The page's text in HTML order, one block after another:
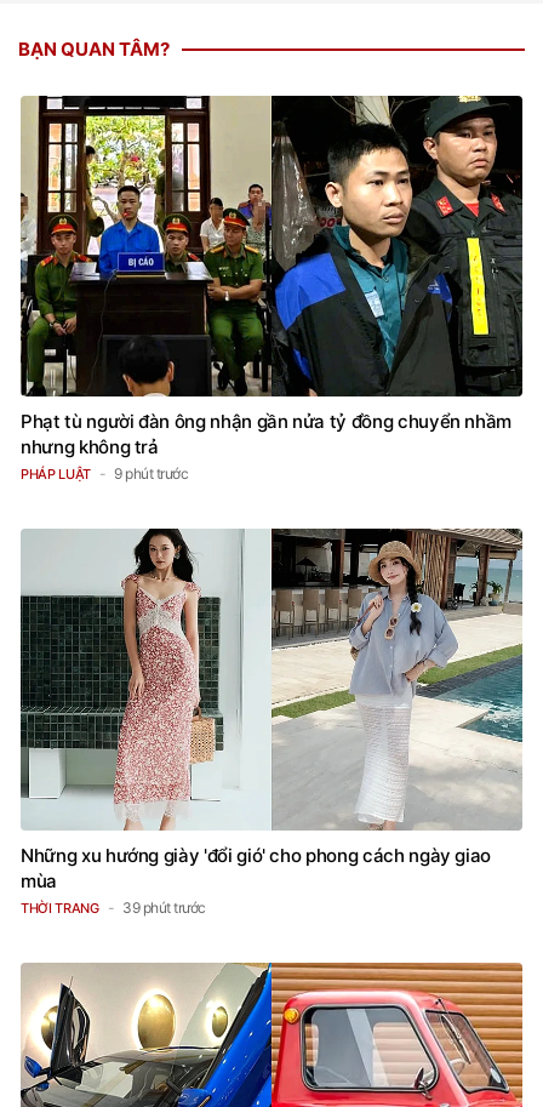
BẠN QUAN TÂM?
Phạt tù người đàn ông nhận gần nửa tỷ đồng chuyển nhầm
nhưng không trả
PHÁP LUẬT 9 phút trước
Những xu hướng giày 'đổi gió' cho phong cách ngày giao
mùa
THỜI TRANG 39 phút trước